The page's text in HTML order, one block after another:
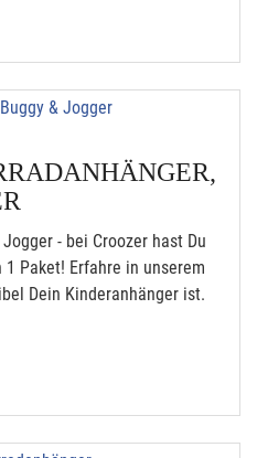
- bei Croozer hast Du
Paket! Erfahre in unserem
Dein Kinderanhänger ist.